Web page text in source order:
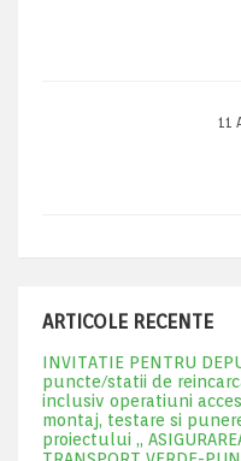
11
ARTICOLE RECENTE
INVITATIE PENTRU
puncte/statii de
inclusiv operatiuni
montaj, testare si
proiectului „